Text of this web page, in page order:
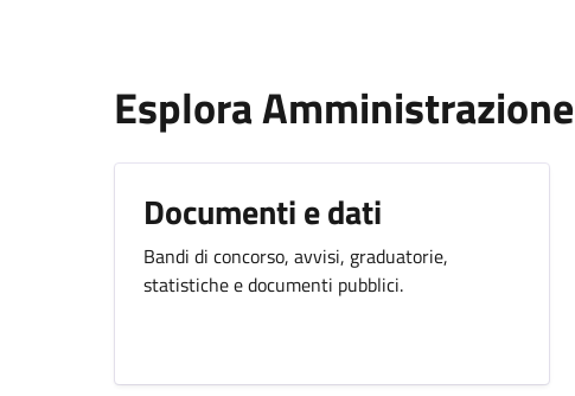
Esplora Amministrazione
Documenti e dati
Bandi di concorso, avvisi, graduatorie,
statistiche e documenti pubblici.